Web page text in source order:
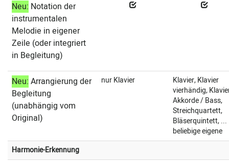
Neu: Notation der
instrumentalen
Melodie in eigener
Zeile (oder integriert
in Begleitung)
Neu: Arrangierung der
Begleitung
(unabhängig vom
Original)
nur Klavier
Klavier, Klavier
vierhändig,
Akkorde / Bass,
Streichquartett,
Bläserquintett, ...
beliebige eigene
Harmonie-Erkennung